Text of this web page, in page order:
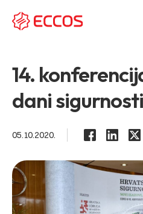
14.
dani sigurnosti
05.10.2020.